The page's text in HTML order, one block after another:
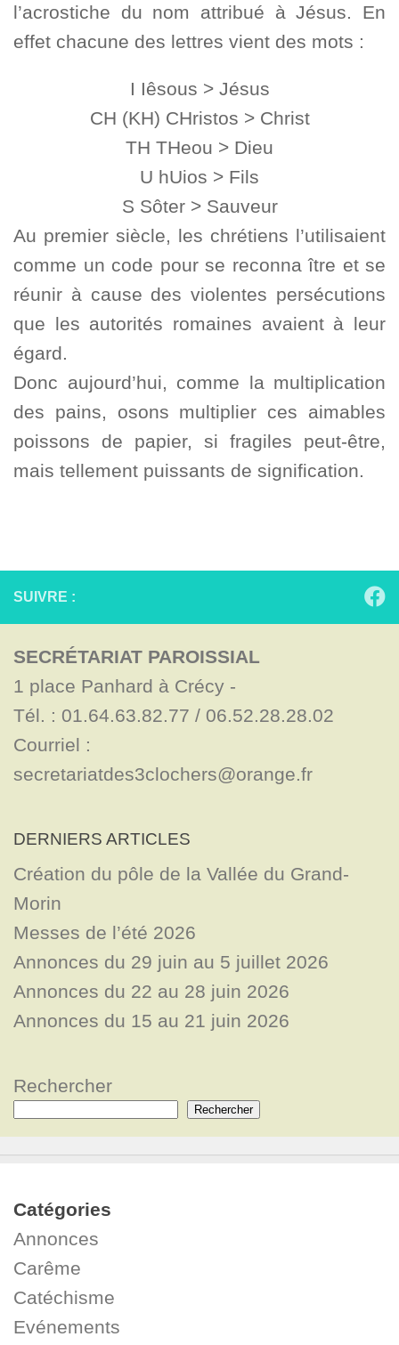
l’acrostiche du nom attribué à Jésus. En
effet chacune des lettres vient des mots :
I Iêsous > Jésus
CH (KH) CHristos > Christ
TH THeou > Dieu
U hUios > Fils
S Sôter > Sauveur
Au premier siècle, les chrétiens l’utilisaient
comme un code pour se reconna ître et se
réunir à cause des violentes persécutions
que les autorités romaines avaient à leur
égard.
Donc aujourd’hui, comme la multiplication
des pains, osons multiplier ces aimables
poissons de papier, si fragiles peut-être,
mais tellement puissants de signification.
SUIVRE :
SECRÉTARIAT PAROISSIAL
1 place Panhard à Crécy -
Tél. : 01.64.63.82.77 / 06.52.28.28.02
Courriel :
secretariatdes3clochers@orange.fr
DERNIERS ARTICLES
Création du pôle de la Vallée du Grand-
Morin
Messes de l’été 2026
Annonces du 29 juin au 5 juillet 2026
Annonces du 22 au 28 juin 2026
Annonces du 15 au 21 juin 2026
Rechercher
Rechercher
Catégories
Annonces
Carême
Catéchisme
Evénements